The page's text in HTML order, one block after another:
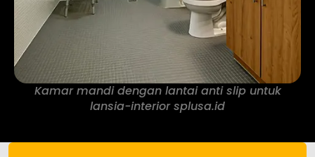
Kamar mandi dengan lantai anti slip untuk
lansia-interior splusa.id